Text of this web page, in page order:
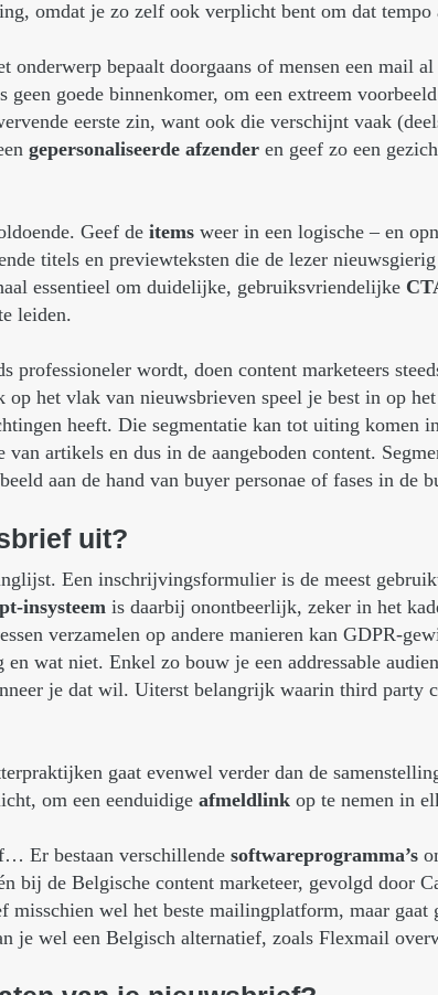
omdat je zo zelf ook verplicht bent om dat tempo
onderwerp bepaalt doorgaans of mensen een mail
goede binnenkomer, om een extreem
eerste zin, want ook die verschijnt vaak
gepersonaliseerde afzender en geef zo een
Geef de items weer in een logische – en
titels en previewteksten die de lezer
essentieel om duidelijke, gebruiksvriendelijke
leiden.
professioneler wordt, doen content marketeers
op het vlak van nieuwsbrieven speel je best in op
heeft. Die segmentatie kan tot uiting komen
artikels en dus in de aangeboden content.
aan de hand van buyer personae of fases in de
uit?
Een inschrijvingsformulier is de meest
insysteem is daarbij onontbeerlijk, zeker in het
verzamelen op andere manieren kan GDPR-
wat niet. Enkel zo bouw je een addressable
je dat wil. Uiterst belangrijk waarin third party
gaat evenwel verder dan de
om een eenduidige afmeldlink op te nemen in
Er bestaan verschillende softwareprogramma’s
bij de Belgische content marketeer, gevolgd door
wel het beste mailingplatform, maar gaat
je wel een Belgisch alternatief, zoals Flexmail